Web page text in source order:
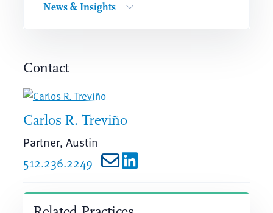
News & Insights
Contact
Carlos R. Treviño
Partner, Austin
512.236.2249